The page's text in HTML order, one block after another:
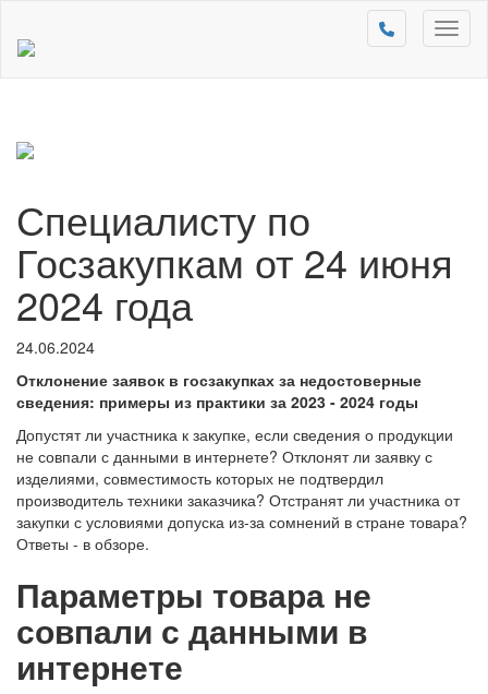
Специалисту по
Госзакупкам от 24 июня
2024 года
24.06.2024
Отклонение заявок в госзакупках за недостоверные
сведения: примеры из практики за 2023 - 2024 годы
Допустят ли участника к закупке, если сведения о продукции
не совпали с данными в интернете? Отклонят ли заявку с
изделиями, совместимость которых не подтвердил
производитель техники заказчика? Отстранят ли участника от
закупки с условиями допуска из-за сомнений в стране товара?
Ответы - в обзоре.
Параметры товара не
совпали с данными в
интернете